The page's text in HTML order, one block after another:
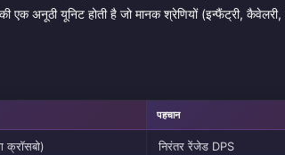
एक अनूठी यूनिट होती है जो मानक श्रेणियों (इन्फैंट्री,
पहचान
क्रॉसबो) निरंतर रेंजेड DPS